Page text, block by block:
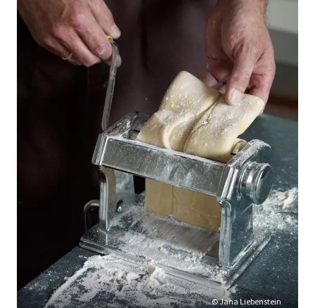
© Jana Liebenstein